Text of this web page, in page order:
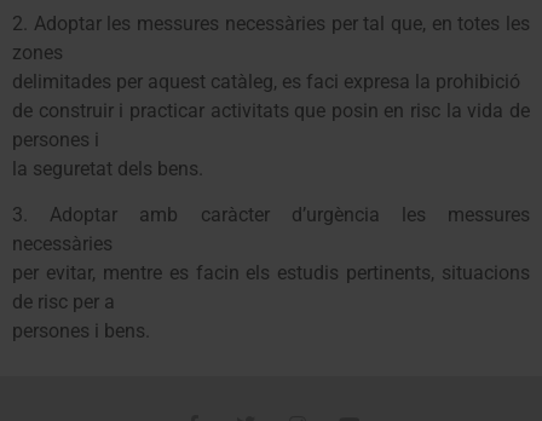
2. Adoptar les messures necessàries per tal que, en totes les
zones
delimitades per aquest catàleg, es faci expresa la prohibició
de construir i practicar activitats que posin en risc la vida de
persones i
la seguretat dels bens.
3. Adoptar amb caràcter d’urgència les messures
necessàries
per evitar, mentre es facin els estudis pertinents, situacions
de risc per a
persones i bens.